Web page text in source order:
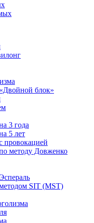
блок»
3 года
5 лет
провокацией
методу Довженко
SIT (MST)